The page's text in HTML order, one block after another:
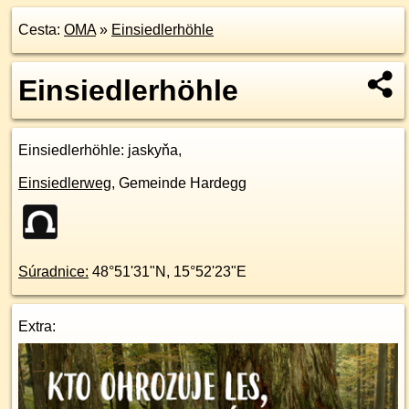
Cesta: OMA» Einsiedlerhöhle
Einsiedlerhöhle
Einsiedlerhöhle: jaskyňa,
Einsiedlerweg, Gemeinde Hardegg
Súradnice: 48°51'31"N , 15°52'23"E
Extra: